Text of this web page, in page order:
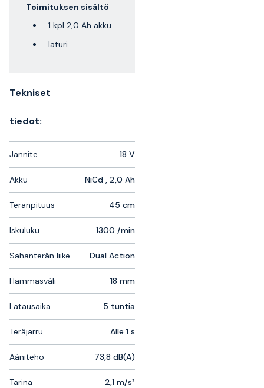
Toimituksen sisältö
1 kpl 2,0 Ah akku
laturi
Tekniset
tiedot:
Jännite 18 V
Akku NiCd , 2,0 Ah
Teränpituus 45 cm
Iskuluku 1300 /min
Sahanterän liike Dual Action
Hammasväli 18 mm
Latausaika 5 tuntia
Teräjarru Alle 1 s
Ääniteho 73,8 dB(A)
Tärinä 2,1 m/s²